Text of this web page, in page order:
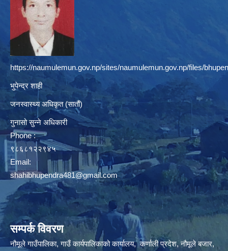
https://naumulemun.gov.np/sites/naumulemun.gov.np/files/
भुपेन्द्र शाही
जनस्वास्थ्य अधिकृत (सातौं)
गुनासो सुन्ने अधिकारी
Phone :
९८६८१२२९४५
Email:
shahibhupendra481@gmail.com
सम्पर्क विवरण
नौमूले गाउँपालिका, गाउँ कार्यपालिकाको कार्यालय, कर्णाली प्रदेश, नौमूले बजार,